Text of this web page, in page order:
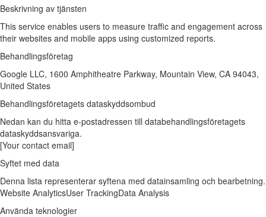
Beskrivning av tjänsten
This service enables users to measure traffic and engagement across
their websites and mobile apps using customized reports.
Behandlingsföretag
Google LLC, 1600 Amphitheatre Parkway, Mountain View, CA 94043,
United States
Behandlingsföretagets dataskyddsombud
Nedan kan du hitta e-postadressen till databehandlingsföretagets
dataskyddsansvariga.
[Your contact email]
Syftet med data
Denna lista representerar syftena med datainsamling och bearbetning.
Website AnalyticsUser TrackingData Analysis
Använda teknologier